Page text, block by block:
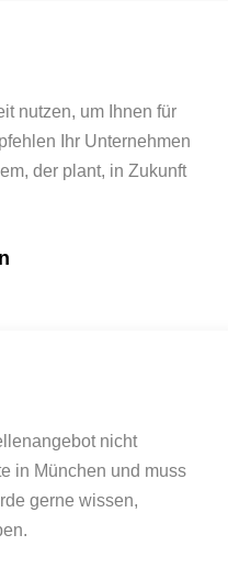
nutzen, um Ihnen für
Ihr Unternehmen
der plant, in Zukunft
nicht
in München und muss
gerne wissen,